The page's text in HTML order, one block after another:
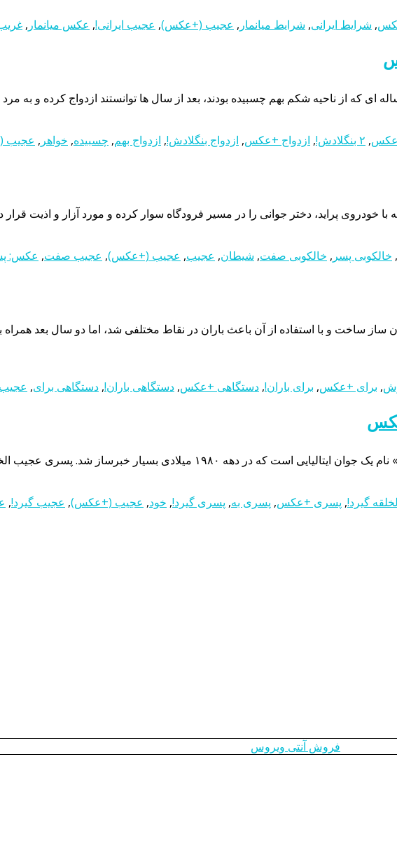
, شرایط ایرانی, شرایط میانمار , عجیب (+عکس), عجیب ایرانی!, عکس میانمار ,
, ۲ بنگلادش! , ازدواج +عکس, ازدواج بنگلادش!, ازدواج بهم, چسبیده, خواهر , عجیب
پراید، دختر جوانی را در مسیر فرودگاه سوار کرده و مورد آزار و اذیت قرار
, خالکوبی‌ پسر , خالکوبی‌ صفت, شیطان, عجیب, عجیب (+عکس), عجیب صفت, عکس:
سال ۱۹۳۰، یک مهندس، دستگاه باران ساز ساخت و با استفاده از آن باعث باران در نقاط مختلفی شد، اما دو
, برای +عکس, برای باران!, دستگاهی +عکس, دستگاهی باران!, دستگاهی برای, عجیب
خبرساز شد. پسری عجیب الخلقه که خود به خود آتش می گیرد! […]
گیرد!, پسری +عکس, پسری به, پسری گیرد!, خود, عجیب (+عکس), عجیب گیرد!,
فروش آنتی ویروس